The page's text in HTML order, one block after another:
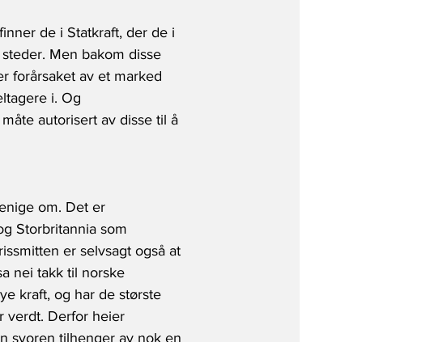
de i Statkraft, der de i
Men bakom disse
forårsaket av et marked
i. Og
autorisert av disse til å
om. Det er
Storbritannia som
er selvsagt også at
nei takk til norske
kraft, og har de største
verdt. Derfor heier
svoren tilhenger av nok en